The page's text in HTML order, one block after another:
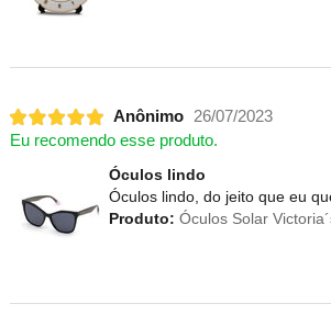
Anônimo 26/07/2023
Eu recomendo esse produto.
Óculos lindo
Óculos lindo, do jeito que eu
Produto: Óculos Solar